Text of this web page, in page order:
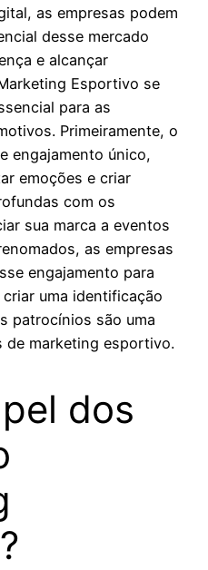
as empresas podem
desse mercado
e alcançar
Esportivo se
para as
Primeiramente, o
engajamento único,
emoções e criar
com os
sua marca a eventos
as empresas
engajamento para
uma identificação
patrocínios são uma
de marketing esportivo.
dos